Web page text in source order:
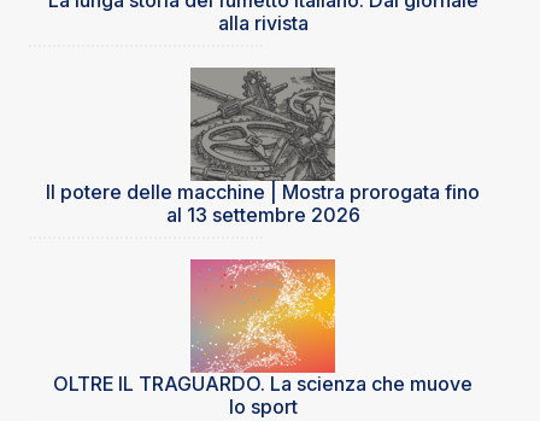
alla rivista
Il potere delle macchine | Mostra prorogata fino
al 13 settembre 2026
OLTRE IL TRAGUARDO. La scienza che muove
lo sport